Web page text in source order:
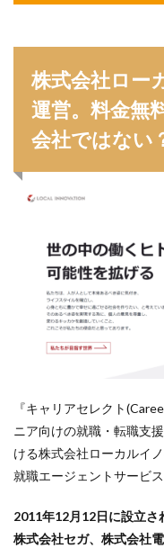
株式会社ロー
運営。料金無
会社ではない
『キャリアセレクト
ニア向けの就職・転職支
ける株式会社ローカルイ
就職エージェントサービス
2011年12月12日に設立さ
株式会社セガ、株式会社